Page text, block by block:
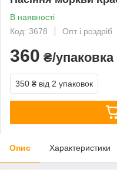
В наявності
Код: 3678
Опт і роздріб
360 ₴/упаковка
350 ₴ від 2 упаковок
Опис Характеристики